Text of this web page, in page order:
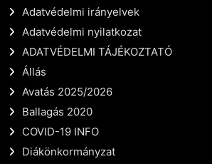
Adatvédelmi irányelvek
Adatvédelmi nyilatkozat
ADATVÉDELMI TÁJÉKOZTATÓ
Állás
Avatás 2025/2026
Ballagás 2020
COVID-19 INFO
Diákönkormányzat